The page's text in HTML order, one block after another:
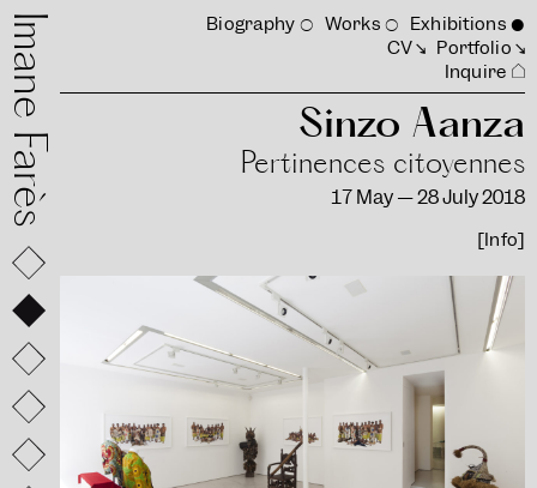
Biography Works
Exhibitions
CV
Portfolio
Inquire
Sinzo Aanza
Pertinences citoyennes
17 May — 28 July 2018
[Info]